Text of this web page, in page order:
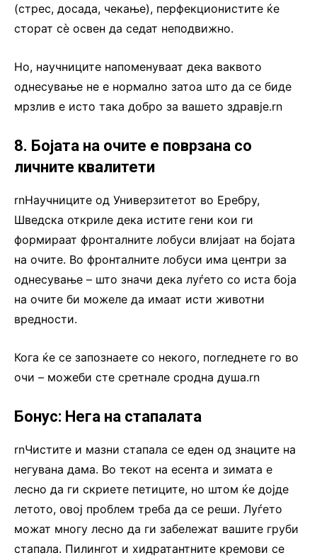
(стрес, досада, чекање), перфекционистите ќе
сторат сè освен да седат неподвижно.
Но, научниците напоменуваат дека ваквото
однесување не е нормално затоа што да се биде
мрзлив е исто така добро за вашето здравје.rn
8. Бојата на очите е поврзана со
личните квалитети
rnНаучниците од Универзитетот во Еребру,
Шведска откриле дека истите гени кои ги
формираат фронталните лобуси влијаат на бојата
на очите. Во фронталните лобуси има центри за
однесување – што значи дека луѓето со иста боја
на очите би можеле да имаат исти животни
вредности.
Кога ќе се запознаете со некого, погледнете го во
очи – можеби сте сретнале сродна душа.rn
Бонус: Нега на стапалата
rnЧистите и мазни стапала се еден од знаците на
негувана дама. Во текот на есента и зимата е
лесно да ги скриете петиците, но штом ќе дојде
летото, овој проблем треба да се реши. Луѓето
можат многу лесно да ги забележат вашите груби
стапала. Пилингот и хидратантните кремови се